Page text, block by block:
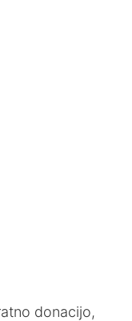
donacijo,